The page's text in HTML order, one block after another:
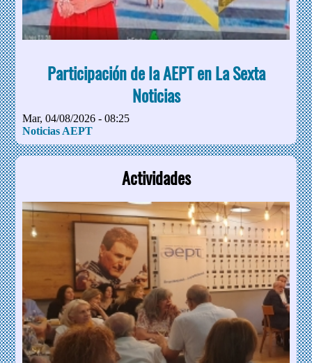
Participación de la AEPT en La Sexta
Noticias
Mar, 04/08/2026 - 08:25
Noticias AEPT
Actividades